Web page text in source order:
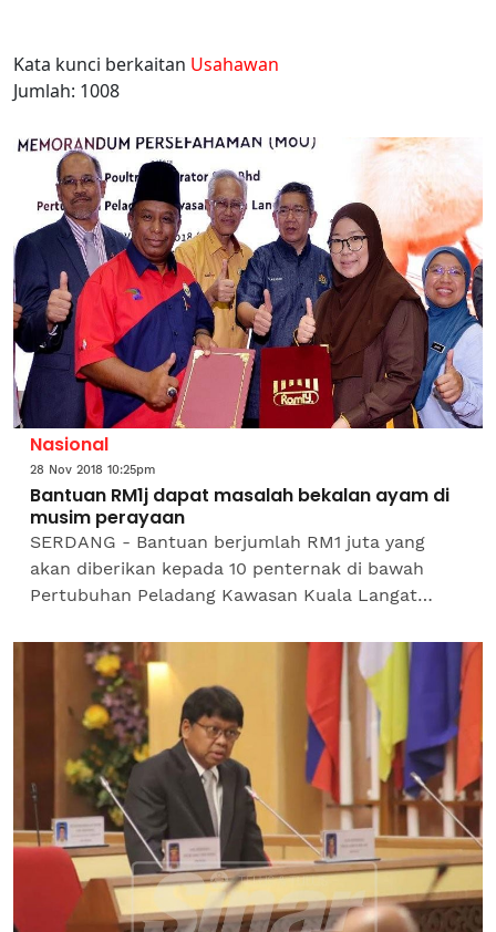
Kata kunci berkaitan Usahawan
Jumlah: 1008
Nasional
28 Nov 2018 10:25pm
Bantuan RM1j dapat masalah bekalan ayam di
musim perayaan
SERDANG - Bantuan berjumlah RM1 juta yang
akan diberikan kepada 10 penternak di bawah
Pertubuhan Peladang Kawasan Kuala Langat
dan menyelesaikan...